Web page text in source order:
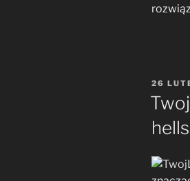
W
26